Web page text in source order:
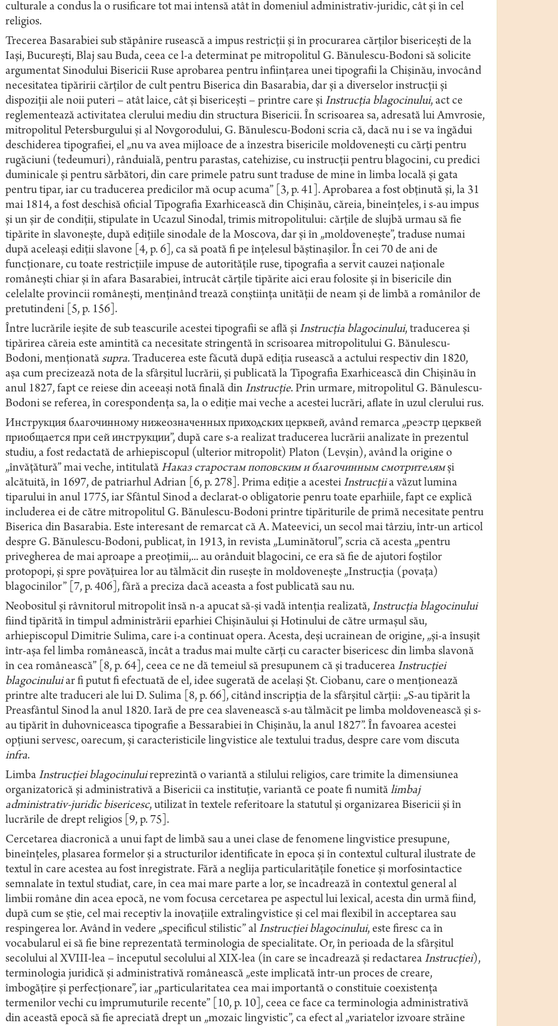
culturale a condus la o rusificare tot mai intensă atât în domeniul administrativ-juridic, cât și în cel
religios.
Trecerea Basarabiei sub stăpânire rusească a impus restricții și în procurarea cărților bisericești de la
Iași, București, Blaj sau Buda, ceea ce l-a determinat pe mitropolitul G. Bănulescu-Bodoni să solicite
argumentat Sinodului Bisericii Ruse aprobarea pentru înființarea unei tipografii la Chișinău, invocând
necesitatea tipăririi cărților de cult pentru Biserica din Basarabia, dar și a diverselor instrucții și
dispoziții ale noii puteri – atât laice, cât și bisericești – printre care șiInstrucția blagocinului, act ce
reglementează activitatea clerului mediu din structura Bisericii. În scrisoarea sa, adresată lui Amvrosie,
mitropolitul Petersburgului și al Novgorodului, G. Bănulescu-Bodoni scria că, dacă nu i se va îngădui
deschiderea tipografiei, el „nu va avea mijloace de a înzestra bisericile moldovenești cu cărți pentru
rugăciuni (tedeumuri), rânduială, pentru parastas, catehizise, cu instrucții pentru blagocini, cu predici
duminicale și pentru sărbători, din care primele patru sunt traduse de mine în limba locală și gata
pentru tipar, iar cu traducerea predicilor mă ocup acuma” [3, p. 41]. Aprobarea a fost obținută și, la 31
mai 1814, a fost deschisă oficial Tipografia Exarhicească din Chișinău, căreia, bineînțeles, i s-au impus
și un șir de condiții, stipulate în Ucazul Sinodal, trimis mitropolitului: cărțile de slujbă urmau să fie
tipărite în slavonește, după edițiile sinodale de la Moscova, dar și în „moldovenește”, traduse numai
după aceleași ediții slavone [4, p. 6], ca să poată fi pe înțelesul băștinașilor. În cei 70 de ani de
funcționare, cu toate restricțiile impuse de autoritățile ruse, tipografia a servit cauzei naționale
românești chiar și în afara Basarabiei, întrucât cărțile tipărite aici erau folosite și în bisericile din
celelalte provincii românești, menținând trează conștiința unității de neam și de limbă a românilor de
pretutindeni [5, p. 156].
Între lucrările ieșite de sub teascurile acestei tipografii se află șiInstrucția blagocinului, traducerea și
tipărirea căreia este amintită ca necesitate stringentă în scrisoarea mitropolitului G. Bănulescu-
Bodoni, menționată supra. Traducerea este făcută după ediția rusească a actului respectiv din 1820,
așa cum precizează nota de la sfârșitul lucrării, și publicată la Tipografia Exarhicească din Chișinău în
anul 1827, fapt ce reiese din aceeași notă finală din Instrucție. Prin urmare, mitropolitul G. Bănulescu-
Bodoni se referea, în corespondența sa, la o ediție mai veche a acestei lucrări, aflate în uzul clerului rus.
Инструкция благочинному нижеозначенных приходских церквей,având remarca „реэстр церквей
приобщается при сей инструкции”, după care s-a realizat traducerea lucrării analizate în prezentul
studiu, a fost redactată de arhiepiscopul (ulterior mitropolit) Platon (Levșin), având la origine o
„învățătură” mai veche, intitulată Наказ старостам поповским и благочинным смотрителямși
alcătuită, în 1697, de patriarhul Adrian [6, p. 278]. Prima ediție a acesteiInstrucțiia văzut lumina
tiparului în anul 1775, iar Sfântul Sinod a declarat-o obligatorie penru toate eparhiile, fapt ce explică
includerea ei de către mitropolitul G. Bănulescu-Bodoni printre tipăriturile de primă necesitate pentru
Biserica din Basarabia. Este interesant de remarcat că A. Mateevici, un secol mai târziu, într-un articol
despre G. Bănulescu-Bodoni, publicat, în 1913, în revista „Luminătorul”, scria că acesta „pentru
privegherea de mai aproape a preoțimii,... au orânduit blagocini, ce era să fie de ajutori foștilor
protopopi, și spre povățuirea lor au tălmăcit din rusește în moldovenește „Instrucția (povața)
blagocinilor” [7, p. 406], fără a preciza dacă aceasta a fost publicată sau nu.
Neobositul și râvnitorul mitropolit însă n-a apucat să-și vadă intenția realizată,Instrucția blagocinului
fiind tipărită în timpul administrării eparhiei Chișinăului și Hotinului de către urmașul său,
arhiepiscopul Dimitrie Sulima, care i-a continuat opera. Acesta, deși ucrainean de origine, „și-a însușit
într-așa fel limba românească, încât a tradus mai multe cărți cu caracter bisericesc din limba slavonă
în cea românească” [8, p. 64], ceea ce ne dă temeiul să presupunem că și traducerea Instrucției
blagocinuluiar fi putut fi efectuată de el, idee sugerată de același Șt. Ciobanu, care o menționează
printre alte traduceri ale lui D. Sulima [8, p. 66], citând inscripția de la sfârșitul cărții: „S-au tipărit la
Preasfântul Sinod la anul 1820. Iară de pre cea slavenească s-au tălmăcit pe limba moldovenească și s-
au tipărit în duhovniceasca tipografie a Bessarabiei în Chișinău, la anul 1827”. În favoarea acestei
opțiuni servesc, oarecum, și caracteristicile lingvistice ale textului tradus, despre care vom discuta
infra.
Limba Instrucției blagocinuluireprezintă o variantă a stilului religios, care trimite la dimensiunea
organizatorică și administrativă a Bisericii ca instituție, variantă ce poate fi numită limbaj
administrativ-juridic bisericesc, utilizat în textele referitoare la statutul și organizarea Bisericii și în
lucrările de drept religios [9, p. 75].
Cercetarea diacronică a unui fapt de limbă sau a unei clase de fenomene lingvistice presupune,
bineînțeles, plasarea formelor și a structurilor identificate în epoca și în contextul cultural ilustrate de
textul în care acestea au fost înregistrate. Fără a neglija particularitățile fonetice și morfosintactice
semnalate în textul studiat, care, în cea mai mare parte a lor, se încadrează în contextul general al
limbii române din acea epocă, ne vom focusa cercetarea pe aspectul lui lexical, acesta din urmă fiind,
după cum se știe, cel mai receptiv la inovațiile extralingvistice și cel mai flexibil în acceptarea sau
respingerea lor. Având în vedere „specificul stilistic” alInstrucției blagocinului, este firesc ca în
vocabularul ei să fie bine reprezentată terminologia de specialitate. Or, în perioada de la sfârșitul
secolului al XVIII-lea – începutul secolului al XIX-lea (în care se încadrează și redactarea Instrucției),
terminologia juridică și administrativă românească „este implicată într-un proces de creare,
îmbogățire și perfecționare”, iar „particularitatea cea mai importantă o constituie coexistența
termenilor vechi cu împrumuturile recente” [10, p. 10], ceea ce face ca terminologia administrativă
din această epocă să fie apreciată drept un „mozaic lingvistic”, ca efect al „variatelor izvoare străine